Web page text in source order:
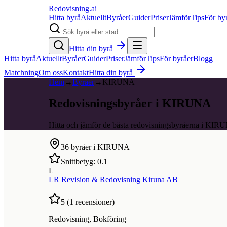
Redovisning.ai
Hitta byråAktuelltByråerGuiderPriserJämförTipsFör
Hitta din byrå
Hitta byråAktuelltByråerGuiderPriserJämförTipsFör byråerBlogg
MatchningOm ossKontaktHitta din byrå
Hem→Byråer→ KIRUNA
Redovisningsbyråer i KIRUNA
Hitta och jämför de bästa redovisningsbyråerna i
36 byråer i KIRUNA
Snittbetyg: 0.1
L
LR Revision & Redovisning Kiruna AB
5 (1 recensioner)
Redovisning, Bokföring